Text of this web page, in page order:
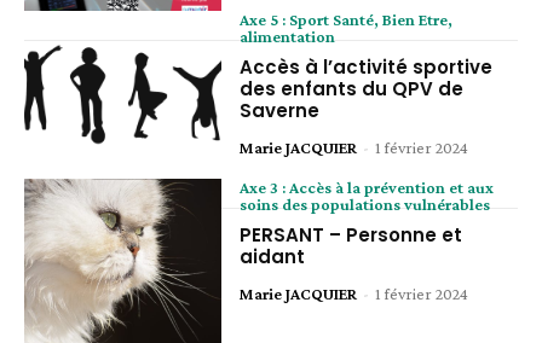
Axe 5 : Sport Santé, Bien Etre,
alimentation
Accès à l’activité sportive
des enfants du QPV de
Saverne
Marie JACQUIER - 1 février 2024
Axe 3 : Accès à la prévention et aux
soins des populations vulnérables
PERSANT – Personne et
aidant
Marie JACQUIER - 1 février 2024